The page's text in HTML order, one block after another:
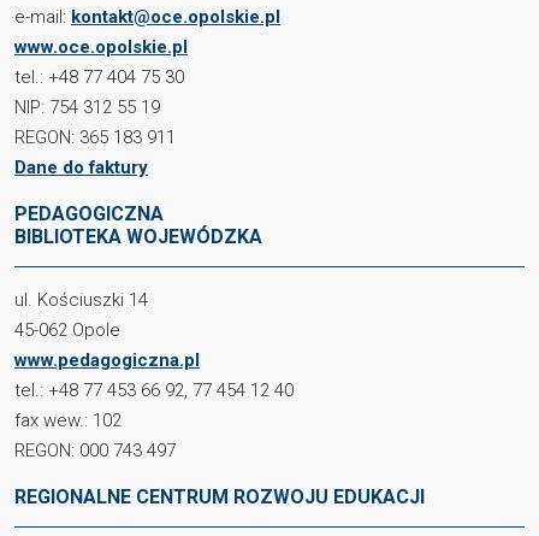
e-mail: kontakt@oce.opolskie.pl
www.oce.opolskie.pl
tel.: +48 77 404 75 30
NIP: 754 312 55 19
REGON: 365 183 911
Dane do faktury
PEDAGOGICZNA
BIBLIOTEKA WOJEWÓDZKA
ul. Kościuszki 14
45-062 Opole
www.pedagogiczna.pl
tel.: +48 77 453 66 92, 77 454 12 40
fax wew.: 102
REGON: 000 743 497
REGIONALNE CENTRUM ROZWOJU EDUKACJI